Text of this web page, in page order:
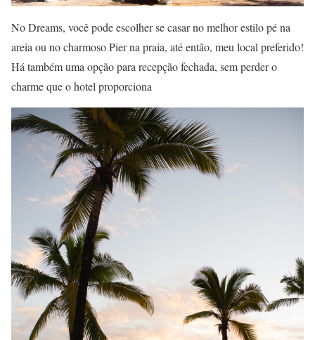
No Dreams, você pode escolher se casar no melhor estilo pé na
areia ou no charmoso Pier na praia, até então, meu local preferido!
Há também uma opção para recepção fechada, sem perder o
charme que o hotel proporciona